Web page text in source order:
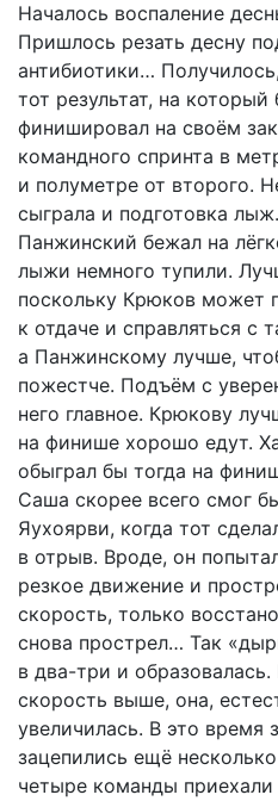
Началось воспаление
Пришлось резать десну
антибиотики…
тот результат, на который
финишировал на своём
командного спринта в
и полуметре от второго.
сыграла и подготовка
Панжинский бежал на
лыжи немного тупили.
поскольку Крюков может
к отдаче и справляться с
а Панжинскому лучше,
пожестче. Подъём с
него главное. Крюкову
на финише хорошо едут.
обыграл бы тогда на
Саша скорее всего смог
Яухоярви, когда тот
в отрыв. Вроде, он
резкое движение и
скорость, только
снова прострел… Так
в два-три и образовалась.
скорость выше, она,
увеличилась. В это время
зацепились ещё
четыре команды